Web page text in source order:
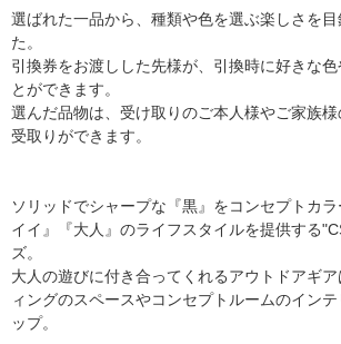
選ばれた一品から、種類や色を選ぶ楽しさを
た。
引換券をお渡しした先様が、引換時に好きな色
とができます。
選んだ品物は、受け取りのご本人様やご家族
受取りができます。
ソリッドでシャープな『黒』をコンセプトカ
イイ』『大人』のライフスタイルを提供する
ズ。
大人の遊びに付き合ってくれるアウトドアギ
ィングのスペースやコンセプトルームのイン
ップ。